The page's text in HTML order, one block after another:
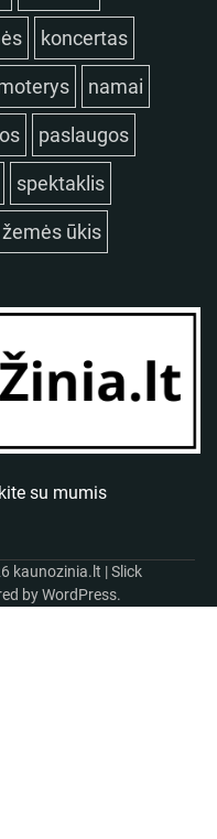
koncertas
namai
paslaugos
spektaklis
žemės ūkis
su mumis
kaunozinia.lt | Slick
byWordPress.